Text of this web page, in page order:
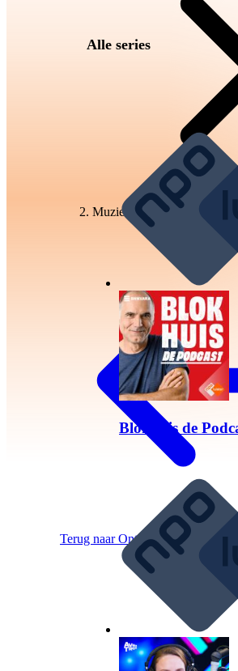
Muziek
Terug naarOntdek
Alle series
Blokhuis de